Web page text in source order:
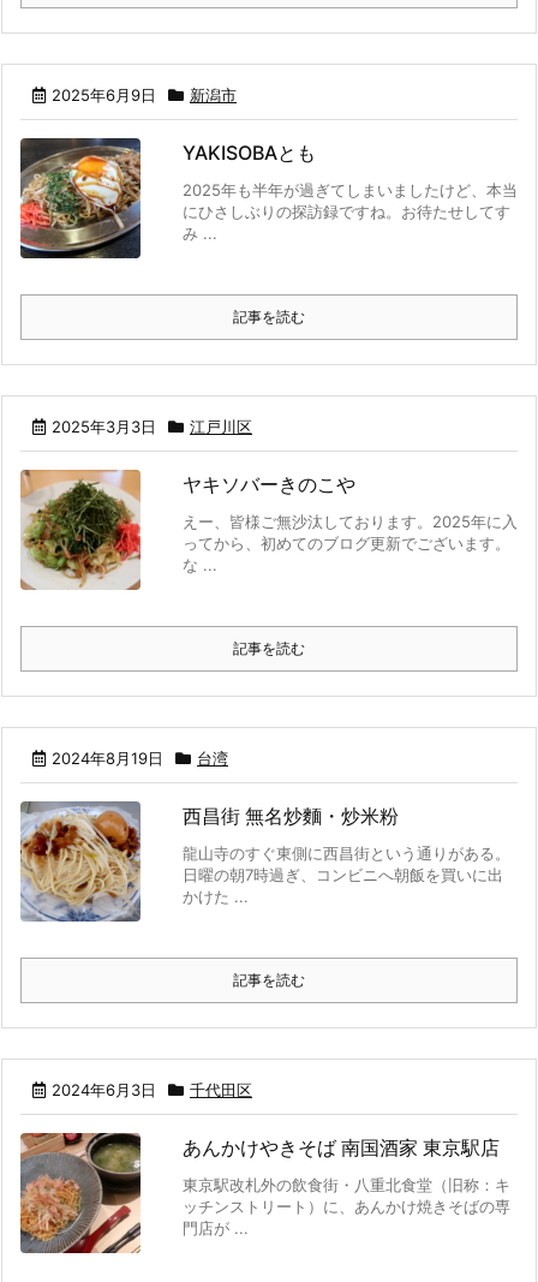
2025年6月9日 新潟市
YAKISOBAとも
2025年も半年が過ぎてしまいましたけど、本当
にひさしぶりの探訪録ですね。お待たせしてす
み ...
記事を読む
2025年3月3日 江戸川区
ヤキソバーきのこや
えー、皆様ご無沙汰しております。2025年に入
ってから、初めてのブログ更新でございます。
な ...
記事を読む
2024年8月19日 台湾
西昌街 無名炒麵・炒米粉
龍山寺のすぐ東側に西昌街という通りがある。
日曜の朝7時過ぎ、コンビニへ朝飯を買いに出
かけた ...
記事を読む
2024年6月3日 千代田区
あんかけやきそば 南国酒家 東京駅店
東京駅改札外の飲食街・八重北食堂（旧称：キ
ッチンストリート）に、あんかけ焼きそばの専
門店が ...